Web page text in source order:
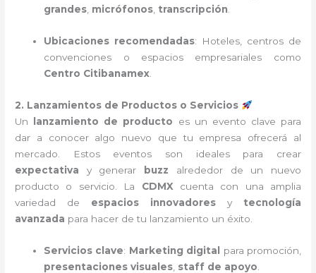
grandes micrófonos transcripción
Ubicaciones recomendadas: Hoteles, centros de
convenciones o espacios empresariales como
Centro Citibanamex
2. Lanzamientos de Productos o Servicios
Un
lanzamiento de producto es un evento clave para
dar a conocer algo nuevo que tu empresa ofrecerá al
mercado. Estos eventos son ideales para crear
expectativa y generar buzz alrededor de un nuevo
producto o servicio. La CDMX cuenta con una amplia
variedad de espacios innovadores y tecnología
avanzada para hacer de tu lanzamiento un éxito.
Servicios clave: Marketing digital
para promoción,
presentaciones visuales staff de apoyo